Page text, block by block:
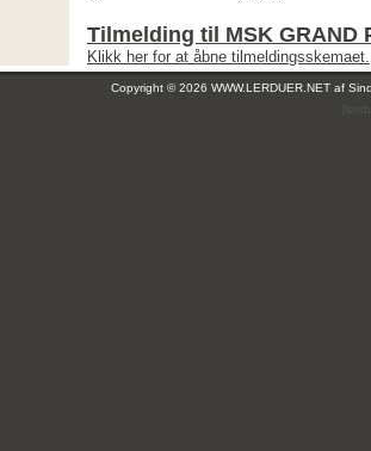
Tilmelding til MSK GRAND
Klikk her for at åbne tilmeldingsskemaet.
Copyright © 2026 WWW.LERDUER.NET af